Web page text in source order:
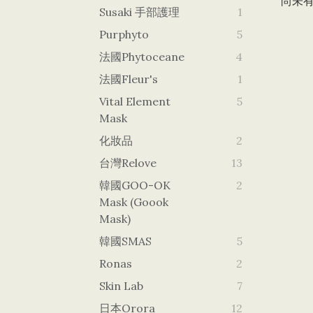
Susaki 手部護理
1
Purphyto
5
法國Phytoceane
4
法國Fleur's
1
Vital Element
Mask
5
化妝品
2
台灣Relove
13
韓國GOO-OK
Mask (goook
Mask)
2
韓國SMAS
5
Ronas
2
Skin Lab
7
日本orora
12